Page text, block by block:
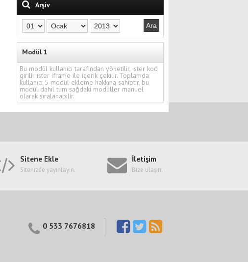
Arşiv
Modül 1
Bu modül kullanıcı tarafından yönetilir, ister kod
girilir ister iframe ile içerik çekilir. Toplamda
kullanıcı 5 modül ekleme hakkına sahiptir, bu
modül dahil tüm sağdaki modüller manuel
olarak sıralanabilir.
Sitene Ekle
Sitenizde yayınlayın.
İletişim
Bize ulaşın.
0 533 7676818